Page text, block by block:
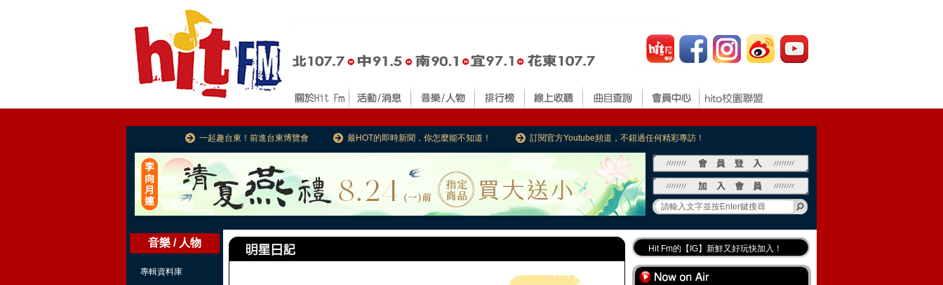
一起趣台東！前進台東博覽會 最HOT的即時新聞，你怎麼能不知道！ 訂閱官方Youtube頻道，不錯過任何精彩專訪！
音樂 / 人物
專輯資料庫
Hit Fm的【IG】新鮮又好玩快加入！
Hit Fm【FB臉書粉絲團】等你加入！